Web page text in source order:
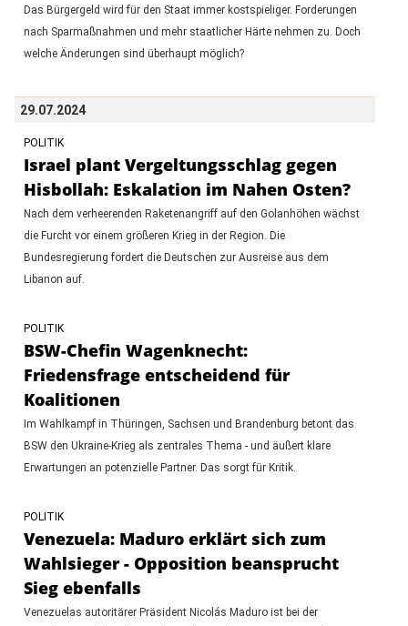
Das Bürgergeld wird für den Staat immer kostspieliger. Forderungen
nach Sparmaßnahmen und mehr staatlicher Härte nehmen zu. Doch
welche Änderungen sind überhaupt möglich?
29.07.2024
POLITIK
Israel plant Vergeltungsschlag gegen
Hisbollah: Eskalation im Nahen Osten?
Nach dem verheerenden Raketenangriff auf den Golanhöhen wächst
die Furcht vor einem größeren Krieg in der Region. Die
Bundesregierung fordert die Deutschen zur Ausreise aus dem
Libanon auf.
POLITIK
BSW-Chefin Wagenknecht:
Friedensfrage entscheidend für
Koalitionen
Im Wahlkampf in Thüringen, Sachsen und Brandenburg betont das
BSW den Ukraine-Krieg als zentrales Thema - und äußert klare
Erwartungen an potenzielle Partner. Das sorgt für Kritik.
POLITIK
Venezuela: Maduro erklärt sich zum
Wahlsieger - Opposition beansprucht
Sieg ebenfalls
Venezuelas autoritärer Präsident Nicolás Maduro ist bei der